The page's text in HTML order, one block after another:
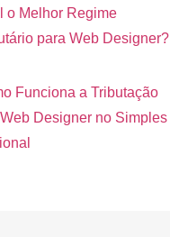
o Melhor Regime
para Web Designer?
Funciona a Tributação
Designer no Simples